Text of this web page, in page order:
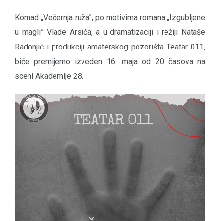
Komad „Večernja ruža”, po motivima romana „Izgubljene
u magli” Vlade Arsića, a u dramatizaciji i režiji Nataše
Radonjić i produkciji amaterskog pozorišta Teatar 011,
biće premijerno izveden 16. maja od 20 časova na
sceni Akademije 28.